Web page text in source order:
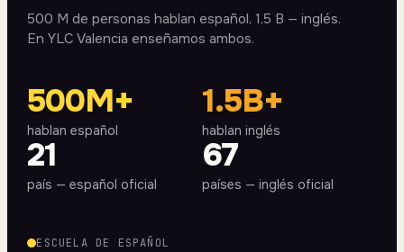
500 M de personas hablan español, 1,5 B — inglés.
En YLC Valencia enseñamos ambos.
500M+
hablan español
1.5B+
hablan inglés
21
país — español oficial
67
países — inglés oficial
ESCUELA DE ESPAÑOL